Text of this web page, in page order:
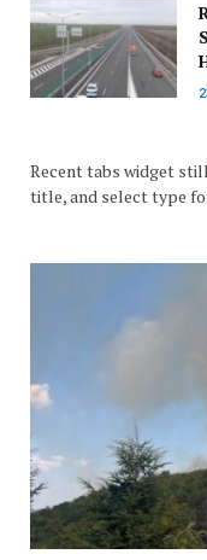
Recent tabs widget
title, and select type